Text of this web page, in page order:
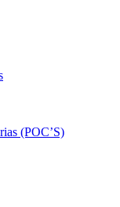
(POC’S)